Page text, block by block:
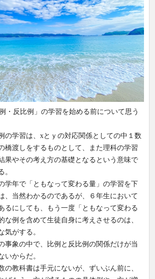
反比例」の学習を始める前について思う
の学習は、xとｙの対応関係としての中１数
橋渡しをするものとして、また理科の学習
果やその考え方の基礎となるという意味で
。
学年で「ともなって変わる量」の学習を下
、当然わかるのであるが、６年生において
るにしても、もう一度「ともなって変わる
な例を含めて生徒自身に考えさせるのは、
気がする。
事象の中で、比例と反比例の関係だけが当
いからだ。
の教科書は手元にないが、ずいぶん前に、